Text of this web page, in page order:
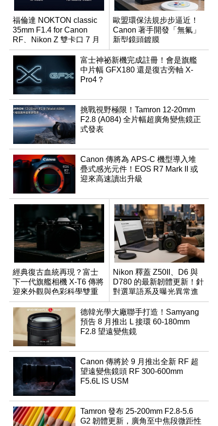
福倫達 NOKTON classic
35mm F1.4 for Canon
RF、Nikon Z 雙卡口 7 月
同步登台
歐盟環保法規步步逼近！
Canon 著手開發「無氟」
新型鏡頭鍍膜
富士神祕新機完成註冊！會是旗艦
中片幅 GFX180 還是復古旁軸 X-
Pro4？
挑戰視野極限！Tamron 12-20mm
F2.8 (A084) 全片幅超廣角變焦鏡正
式發表
Canon 傳將為 APS-C 機型導入堆
疊式感光元件！EOS R7 Mark II 或
迎來高速讀出升級
經典復古血統再現？富士
下一代旗艦相機 X-T6 傳將
迎來外觀與色彩科學雙重
優化
Nikon 釋蓋 Z50II、D6 與
D780 的最新韌體更新！針
對選單語系及曝光異常進
行修復
德韓光學大廠聯手打造！Samyang
預告 8 月推出 L 接環 60-180mm
F2.8 望遠變焦鏡
Canon 傳將於 9 月推出全新 RF 超
望遠變焦鏡頭 RF 300-600mm
F5.6L IS USM
Tamron 發布 25-200mm F2.8-5.6
G2 韌體更新，廣角至中焦段微距性